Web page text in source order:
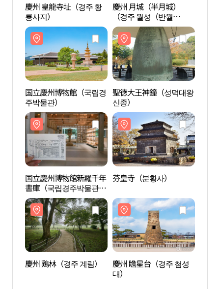
慶州 皇龍寺址（경주 황
룡사지）
慶州 月城（半月城）
（경주 월성（반월
성））
国立慶州博物館（국립경
주박물관）
聖徳大王神鐘（성덕대왕
신종）
国立慶州博物館新羅千年
書庫（국립경주박물관
신라천년서고）
芬皇寺（분황사）
慶州 鶏林（경주 계림）
慶州 瞻星台（경주 첨성
대）